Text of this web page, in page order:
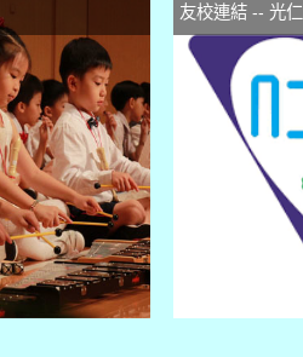
友校連結 -- 光